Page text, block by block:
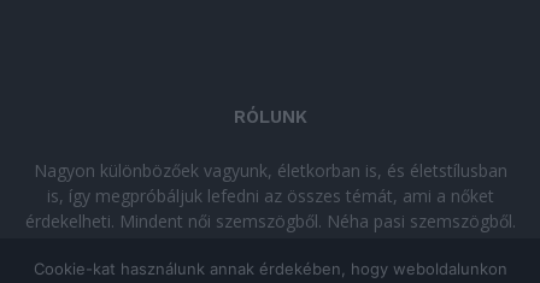
RÓLUNK
Nagyon különbözőek vagyunk, életkorban is, és életstílusban
is, így megpróbáljuk lefedni az összes témát, ami a nőket
érdekelheti. Mindent női szemszögből. Néha pasi szemszögből.
kikapcsolódásra vágysz!
Cookie-kat használunk annak érdekében, hogy weboldalunkon